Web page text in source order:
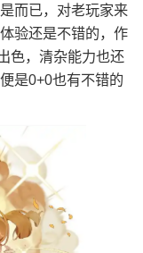
而已，对老玩家来
验还是不错的，作
色，清杂能力也还
是0+0也有不错的